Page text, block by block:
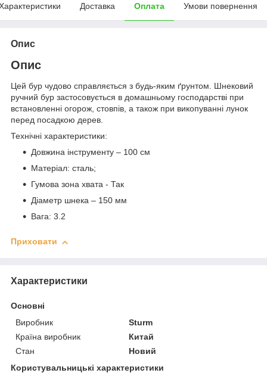
Доставка Оплата Умови повернення
Опис
Опис
Цей бур чудово справляється з будь-яким ґрунтом. Шнековий
ручний бур застосовується в домашньому господарстві при
встановленні огорож, стовпів, а також при викопуванні лунок
перед посадкою дерев.
Технічні характеристики:
Довжина інструменту – 100 см
Матеріал: сталь;
Гумова зона хвата - Так
Діаметр шнека – 150 мм
Вага: 3.2
Приховати
Характеристики
Основні
Виробник
Sturm
Країна виробник
Китай
Стан
Новий
Користувальницькі характеристики